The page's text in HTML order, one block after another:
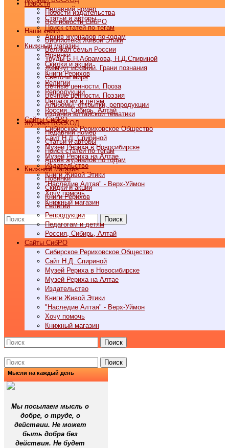
Недавний номер
Статьи и авторы
Поиск статей по тегам
Архив журналов по годам
Книжный магазин
Новинки
Скидки и акции
Книги Рерихов
Религии
Репродукции
Педагогам и детям
Россия, Сибирь, Алтай
Cайты СибРО
Сибирское Рериховское Общество
Сайт Н.Д. Спириной
Музей Рериха в Новосибирске
Музей Рериха на Алтае
Издательство
Книги Живой Этики
"Наследие Алтая" - Верх-Уймон
Хочу помочь
Книжный магазин
Поиск
Новости
Новости издательства
Все новости СибРО
Наши книги
Библиотека Живой Этики
Великая семья России
Труды Б.Н.Абрамова, Н.Д.Спириной
Жемчуг исканий. Грани познания
Светочи мира
Вечные ценности. Проза
Вечные ценности. Поэзия
Альбомы, открытки, репродукции
Издания алтайской тематики
Журнал ВОСХОД
Недавний номер
Статьи и авторы
Поиск статей по тегам
Архив журналов по годам
Книжный магазин
Новинки
Скидки и акции
Книги Рерихов
Религии
Репродукции
Педагогам и детям
Россия, Сибирь, Алтай
Cайты СибРО
Сибирское Рериховское Общество
Сайт Н.Д. Спириной
Музей Рериха в Новосибирске
Музей Рериха на Алтае
Издательство
Книги Живой Этики
"Наследие Алтая" - Верх-Уймон
Хочу помочь
Книжный магазин
Поиск
Поиск
Мысли на каждый день
Мы посылаем мысль о
добре, о труде, о
действии. Не может
быть добра без
действия. Не будет